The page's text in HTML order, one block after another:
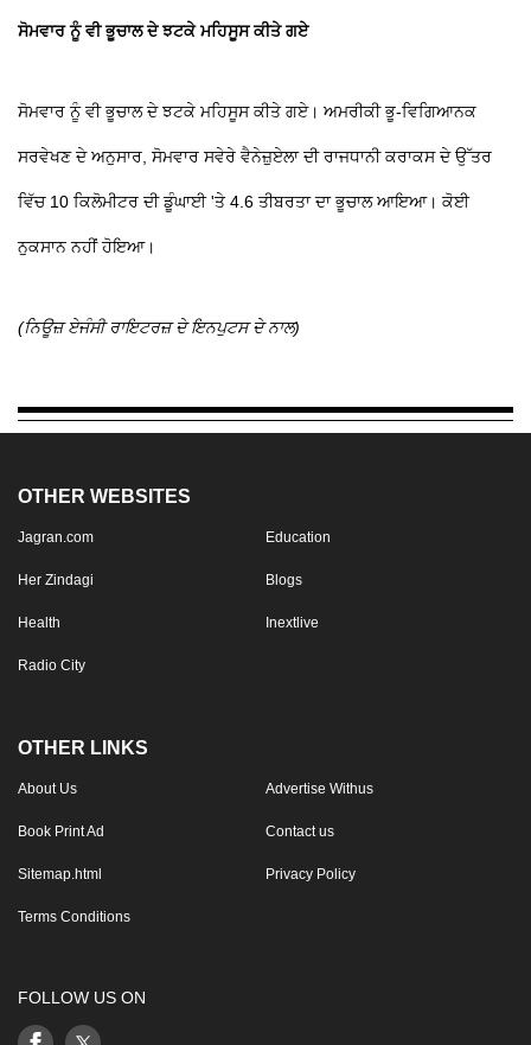
ਸੋਮਵਾਰ ਨੂੰ ਵੀ ਭੂਚਾਲ ਦੇ ਝਟਕੇ ਮਹਿਸੂਸ ਕੀਤੇ ਗਏ
ਸੋਮਵਾਰ ਨੂੰ ਵੀ ਭੂਚਾਲ ਦੇ ਝਟਕੇ ਮਹਿਸੂਸ ਕੀਤੇ ਗਏ। ਅਮਰੀਕੀ ਭੂ-ਵਿਗਿਆਨਕ
ਸਰਵੇਖਣ ਦੇ ਅਨੁਸਾਰ, ਸੋਮਵਾਰ ਸਵੇਰੇ ਵੈਨੇਜ਼ੁਏਲਾ ਦੀ ਰਾਜਧਾਨੀ ਕਰਾਕਸ ਦੇ ਉੱਤਰ
ਵਿੱਚ 10 ਕਿਲੋਮੀਟਰ ਦੀ ਡੂੰਘਾਈ 'ਤੇ 4.6 ਤੀਬਰਤਾ ਦਾ ਭੂਚਾਲ ਆਇਆ। ਕੋਈ
ਨੁਕਸਾਨ ਨਹੀਂ ਹੋਇਆ।
(ਨਿਊਜ਼ ਏਜੰਸੀ ਰਾਇਟਰਜ਼ ਦੇ ਇਨਪੁਟਸ ਦੇ ਨਾਲ)
OTHER WEBSITES
Jagran.com Education
Her Zindagi Blogs
Health Inextlive
Radio City
OTHER LINKS
About Us Advertise Withus
Book Print Ad Contact us
Sitemap.html Privacy Policy
Terms Conditions
FOLLOW US ON